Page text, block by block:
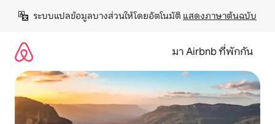
เนื้อหา
ระบบแปลข้อมูลบางส่วนให้โดยอัตโนมัติ แสดงภาษาต้นฉบับ
มา Airbnb ที่พักกัน